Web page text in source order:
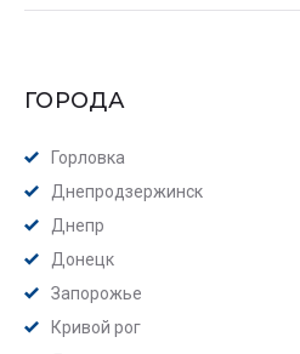
ГОРОДА
Горловка
Днепродзержинск
Днепр
Донецк
Запорожье
Кривой рог